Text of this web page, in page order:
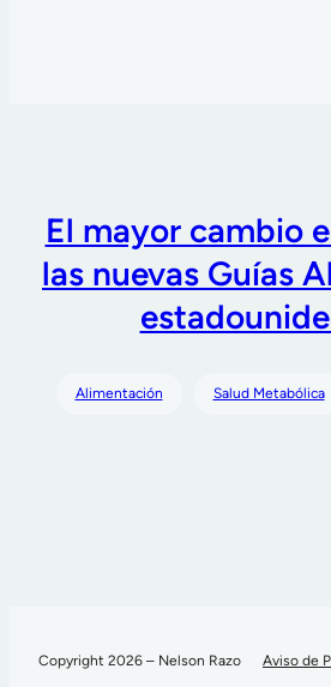
El mayor cambio
las nuevas Guías
Alimentación Salud Metabólica
Copyright 2026 – Nelson Razo Aviso de